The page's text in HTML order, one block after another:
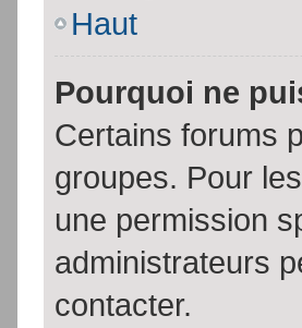
Haut
Pourquoi ne
Certains forums
groupes. Pour
une permission
administrateurs
contacter.